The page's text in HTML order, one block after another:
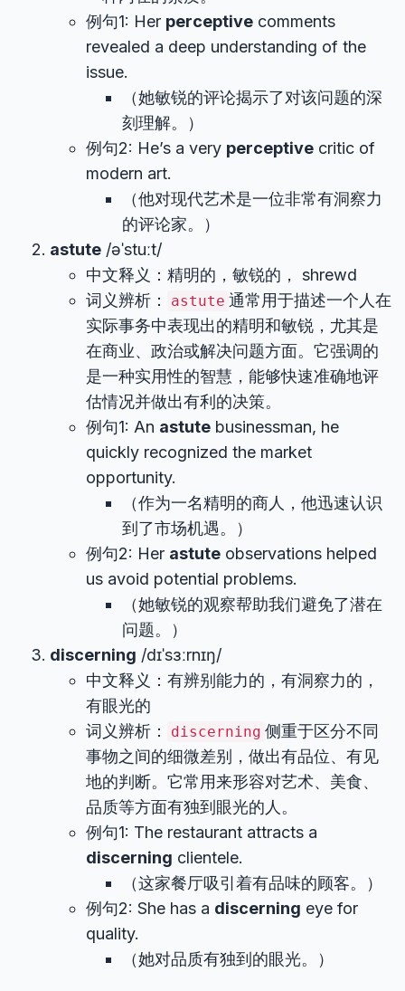
例句1: Her perceptive comments
revealed a deep understanding of the
issue.
（她敏锐的评论揭示了对该问题的深
刻理解。）
例句2: He’s a very perceptive critic of
modern art.
（他对现代艺术是一位非常有洞察力
的评论家。）
astute /əˈstuːt/
中文释义：精明的，敏锐的， shrewd
词义辨析：
astute 通常用于描述一个人在
实际事务中表现出的精明和敏锐，尤其是
在商业、政治或解决问题方面。它强调的
是一种实用性的智慧，能够快速准确地评
估情况并做出有利的决策。
例句1: An astute businessman, he
quickly recognized the market
opportunity.
（作为一名精明的商人，他迅速认识
到了市场机遇。）
例句2: Her astute observations helped
us avoid potential problems.
（她敏锐的观察帮助我们避免了潜在
问题。）
discerning /dɪˈsɜːrnɪŋ/
中文释义：有辨别能力的，有洞察力的，
有眼光的
词义辨析：
discerning 侧重于区分不同
事物之间的细微差别，做出有品位、有见
地的判断。它常用来形容对艺术、美食、
品质等方面有独到眼光的人。
例句1: The restaurant attracts a
discerning clientele.
（这家餐厅吸引着有品味的顾客。）
例句2: She has a discerning eye for
quality.
（她对品质有独到的眼光。）